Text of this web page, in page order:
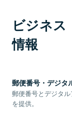
ビジネ
情報
郵便番号・デジタ
郵便番号とデジタ
を提供。